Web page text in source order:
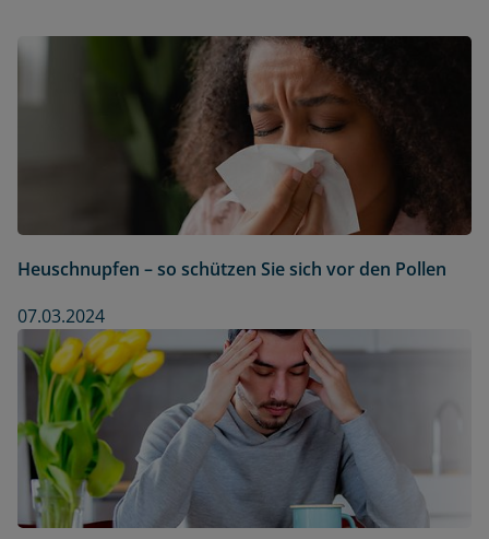
Heuschnupfen – so schützen Sie sich vor den Pollen
07.03.2024